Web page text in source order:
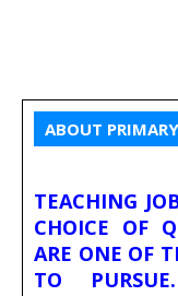
ABOUT
TEACHING
CHOICE OF
ARE ONE OF
TO